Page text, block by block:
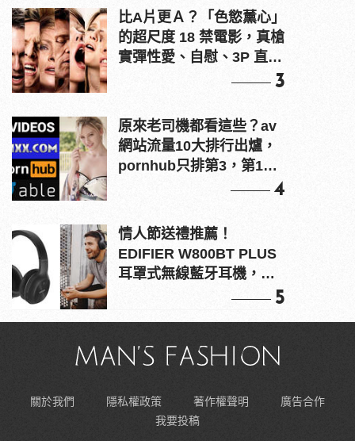
比A片更Ａ？「色慾薰心」
的超尺度 18 禁電影，真槍
實彈性愛、自慰、3P 直接
3
原來老司機都看這些？av
網站流量10大排行出爐，
pornhub只排第3，第1名
4
情人節送禮推薦！
EDIFIER W800BT PLUS
耳罩式無線藍牙耳機，在
5
關於我們 隱私權政策 著作權聲明
廣告合作
我要投稿